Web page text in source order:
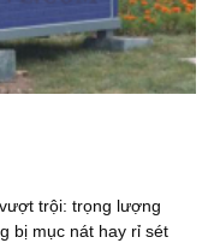
trội: trọng lượng
bị mục nát hay rỉ sét